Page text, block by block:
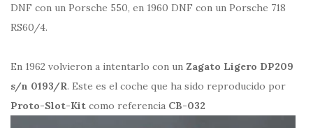
DNF con un Porsche 550, en 1960 DNF con un Porsche 718
RS60/4.
En 1962 volvieron a intentarlo con un Zagato Ligero DP209
s/n 0193/R. Este es el coche que ha sido reproducido por
Proto-Slot-Kit como referencia CB-032